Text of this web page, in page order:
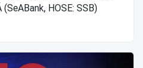
HOSE: SSB)